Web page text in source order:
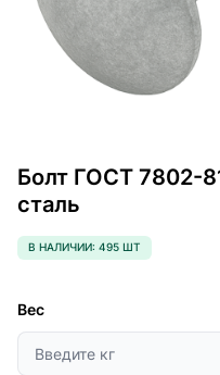
Болт ГОСТ 7802-
сталь
В НАЛИЧИИ: 495 ШТ
Вес